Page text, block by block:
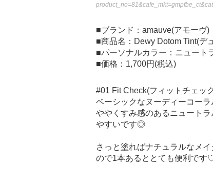
■ブランド：amauve(アモーヴ)
■商品名：Dewy Dotom Tint(デ
■パーソナルカラー：ニュート
■価格：1,700円(税込)
#01 Fit Check(フィットチェッ
ベーシックなヌーディーコー
ややくすみ感のあるニュート
やすいです◎
さっと塗ればナチュラルなメ
ので1本あるととても便利です